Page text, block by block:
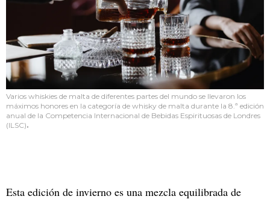
Varios whiskies de malta de diferentes partes del mundo se llevaron los
máximos honores en la categoría de whisky de malta durante la 8.ª edición
anual de la Competencia Internacional de Bebidas Espirituosas de Londres
(ILSC).
Esta edición de invierno es una mezcla equilibrada de